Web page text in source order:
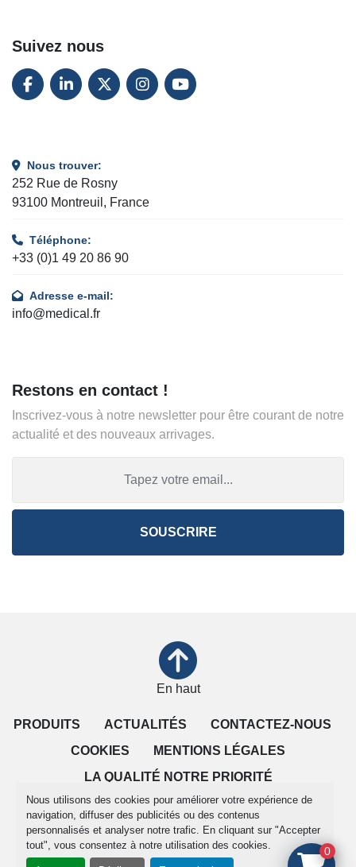
Nous utilisons des cookies pour améliorer votre expérience de
navigation, diffuser des publicités ou des contenus
personnalisés et analyser notre trafic. En cliquant sur "Accepter
tout", vous consentez à notre utilisation des cookies.
Suivez nous
FACEBOOK
LINKEDINTWITTERINSTAGRAM
YOUTUBE
Nous trouver:
252 Rue de Rosny
93100 Montreuil, France
Téléphone:
+33 (0)1 49 20 86 90
Adresse e-mail:
info@medical.fr
Restons en contact !
Inscrivez-vous à notre newsletter pour être courant de notre
actualité et des nouveaux arrivages.
SOUSCRIRE
PRODUITS ACTUALITÉS
CONTACTEZ-NOUS
COOKIES
MENTIONS LÉGALES
LA QUALITÉ NOTRE PRIORITÉ
CONDITIONS DE VENTE
Gérez les cookies
En haut
0